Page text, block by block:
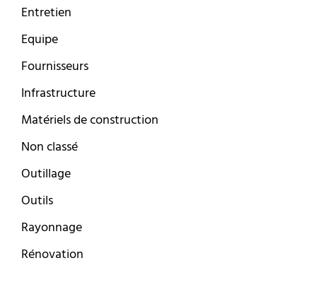
Entretien
Equipe
Fournisseurs
Infrastructure
Matériels de construction
Non classé
Outillage
Outils
Rayonnage
Rénovation